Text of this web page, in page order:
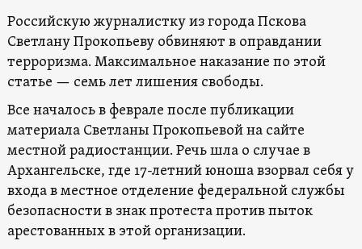
Российскую журналистку из города Пскова
Светлану Прокопьеву обвиняют в оправдании
терроризма. Максимальное наказание по этой
статье — семь лет лишения свободы.
Все началось в феврале после публикации
материала Светланы Прокопьевой на сайте
местной радиостанции. Речь шла о случае в
Архангельске, где 17-летний юноша взорвал себя у
входа в местное отделение федеральной службы
безопасности в знак протеста против пыток
арестованных в этой организации.